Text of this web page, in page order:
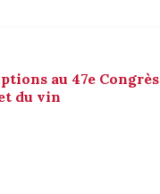
au 47e Congrès
du vin